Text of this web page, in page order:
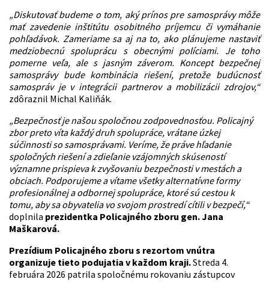
„Diskutovať budeme o tom, aký prínos pre samosprávy môže
mať zavedenie inštitútu osobitného príjemcu či vymáhanie
pohľadávok. Zameriame sa aj na to, ako plánujeme nastaviť
medziobecnú spoluprácu s obecnými políciami. Je toho
pomerne veľa, ale s jasným záverom. Koncept bezpečnej
samosprávy bude kombinácia riešení, pretože budúcnosť
samospráv je v integrácii partnerov a mobilizácii zdrojov,“
zdôraznil Michal Kaliňák.
„Bezpečnosť je našou spoločnou zodpovednosťou. Policajný
zbor preto víta každý druh spolupráce, vrátane úzkej
súčinnosti so samosprávami. Veríme, že práve hľadanie
spoločných riešení a zdieľanie vzájomných skúseností
významne prispieva k zvyšovaniu bezpečnosti v mestách a
obciach. Podporujeme a vítame všetky alternatívne formy
profesionálnej a odbornej spolupráce, ktoré sú cestou k
tomu, aby sa obyvatelia vo svojom prostredí cítili v bezpečí,“
doplnila prezidentka Policajného zboru gen. Jana
Maškarová.
Prezídium Policajného zboru s rezortom vnútra
organizuje tieto podujatia v každom kraji.Streda 4.
februára 2026 patrila spoločnému rokovaniu zástupcov